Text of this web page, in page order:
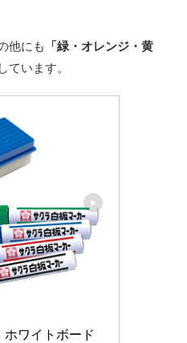
他にも
「緑・オレンジ・黄
ています。
ホワイトボード